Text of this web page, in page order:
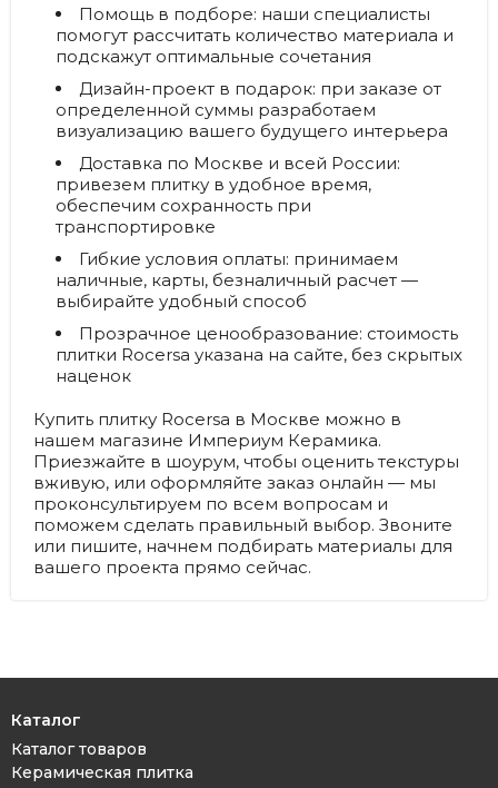
Помощь в подборе: наши специалисты
помогут рассчитать количество материала и
подскажут оптимальные сочетания
Дизайн-проект в подарок: при заказе от
определенной суммы разработаем
визуализацию вашего будущего интерьера
Доставка по Москве и всей России:
привезем плитку в удобное время,
обеспечим сохранность при
транспортировке
Гибкие условия оплаты: принимаем
наличные, карты, безналичный расчет —
выбирайте удобный способ
Прозрачное ценообразование: стоимость
плитки Rocersa указана на сайте, без скрытых
наценок
Купить плитку Rocersa в Москве можно в
нашем магазине Империум Керамика.
Приезжайте в шоурум, чтобы оценить текстуры
вживую, или оформляйте заказ онлайн — мы
проконсультируем по всем вопросам и
поможем сделать правильный выбор. Звоните
или пишите, начнем подбирать материалы для
вашего проекта прямо сейчас.
Каталог
Каталог товаров
Керамическая плитка